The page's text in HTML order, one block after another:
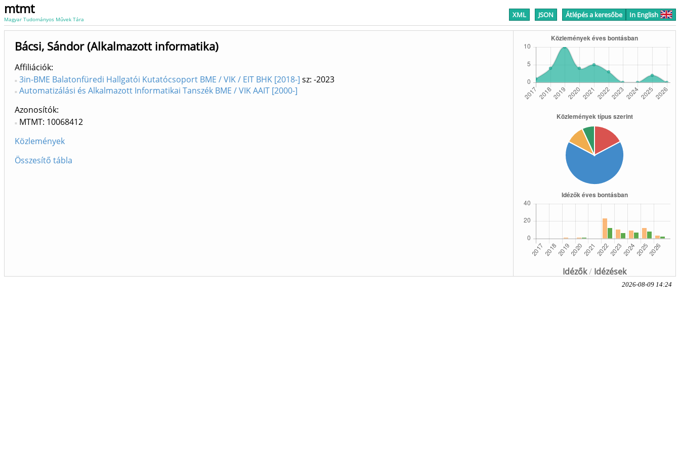
mtmt
Magyar Tudományos Művek Tára XML JSON Átlépés a keresőbe In English
Idézők/ Idézések
Bácsi, Sándor (Alkalmazott informatika)
Affiliációk
3in-BME Balatonfüredi Hallgatói Kutatócsoport BME / VIK / EIT BHK [2018-] sz: -2023
Automatizálási és Alkalmazott Informatikai Tanszék BME / VIK AAIT [2000-]
Azonosítók
MTMT: 10068412
Közlemények
Összesítő tábla
2026-08-09 14:24